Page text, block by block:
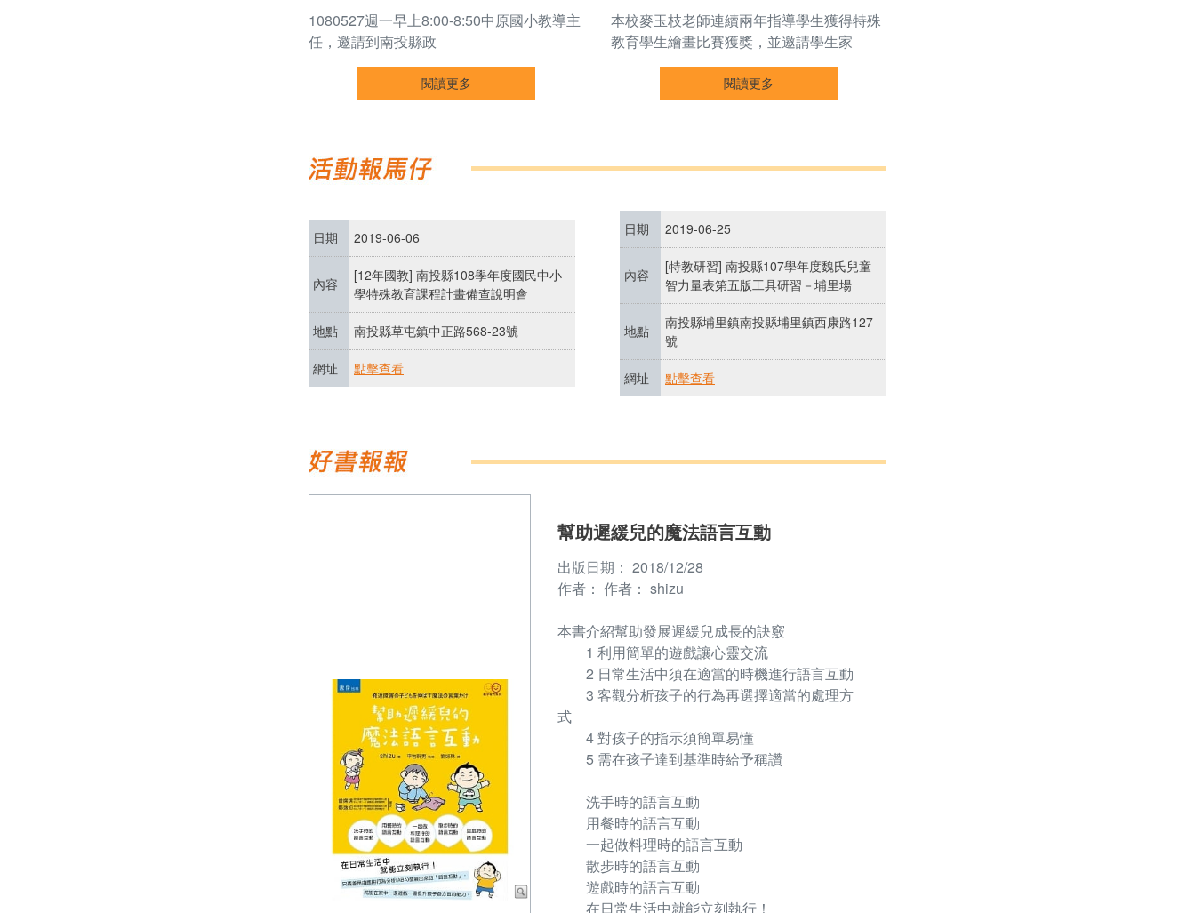
1080527週一早上8:00-8:50中原國小教導主
任，邀請到南投縣政
閱讀更多
本校麥玉枝老師連續兩年指導學生獲得特殊
教育學生繪畫比賽獲獎，並邀請學生家
閱讀更多
日期 2019-06-06
內容
[12年國教] 南投縣108學年度國民中小
學特殊教育課程計畫備查說明會
地點 南投縣草屯鎮中正路568-23號
網址 點擊查看
日期 2019-06-25
內容
[特教研習] 南投縣107學年度魏氏兒童
智力量表第五版工具研習－埔里場
地點
南投縣埔里鎮南投縣埔里鎮西康路127
號
網址 點擊查看
幫助遲緩兒的魔法語言互動
出版日期： 2018/12/28
作者： 作者： shizu
本書介紹幫助發展遲緩兒成長的訣竅
1 利用簡單的遊戲讓心靈交流
2 日常生活中須在適當的時機進行語言互動
3 客觀分析孩子的行為再選擇適當的處理方
式
4 對孩子的指示須簡單易懂
5 需在孩子達到基準時給予稱讚
洗手時的語言互動
用餐時的語言互動
一起做料理時的語言互動
散步時的語言互動
遊戲時的語言互動
在日常生活中就能立刻執行！